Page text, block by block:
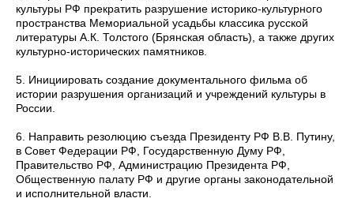
культуры РФ прекратить разрушение историко-культурного
пространства Мемориальной усадьбы классика русской
литературы А.К. Толстого (Брянская область), а также других
культурно-исторических памятников.
5. Инициировать создание документального фильма об
истории разрушения организаций и учреждений культуры в
России.
6. Направить резолюцию съезда Президенту РФ В.В. Путину,
в Совет Федерации РФ, Государственную Думу РФ,
Правительство РФ, Администрацию Президента РФ,
Общественную палату РФ и другие органы законодательной
и исполнительной власти.